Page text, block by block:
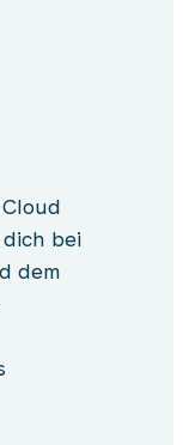
bei
dem